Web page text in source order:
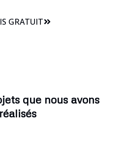
GRATUIT
que nous avons
réalisés